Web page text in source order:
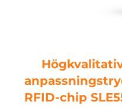
RFID-chip